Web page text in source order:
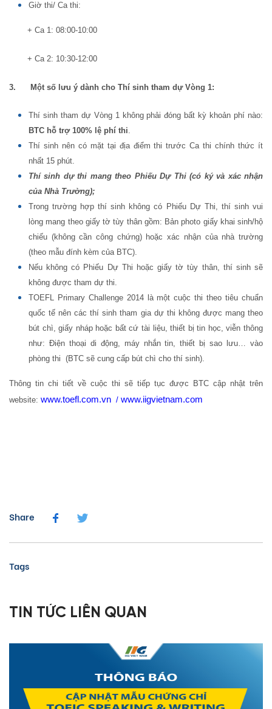
Giờ thi/ Ca thi:
+ Ca 1: 08:00-10:00
+ Ca 2: 10:30-12:00
3. Một số lưu ý dành cho Thí sinh tham dự Vòng 1:
Thí sinh tham dự Vòng 1 không phải đóng bất kỳ khoản phí nào:
BTC hỗ trợ 100% lệ phí thi.
Thí sinh nên có mặt tại địa điểm thi trước Ca thi chính thức ít
nhất 15 phút.
Thí sinh dự thi mang theo Phiếu Dự Thi (có ký và xác nhận
của Nhà Trường);
Trong trường hợp thí sinh không có Phiếu Dự Thi, thí sinh vui
lòng mang theo giấy tờ tùy thân gồm: Bản photo giấy khai sinh/hộ
chiếu (không cần công chứng) hoặc xác nhận của nhà trường
(theo mẫu đính kèm của BTC).
Nếu không có Phiếu Dự Thi hoặc giấy tờ tùy thân, thí sinh sẽ
không được tham dự thi.
TOEFL Primary Challenge 2014 là một cuộc thi theo tiêu chuẩn
quốc tế nên các thí sinh tham gia dự thi không được mang theo
bút chì, giấy nháp hoặc bất cứ tài liệu, thiết bị tin học, viễn thông
như: Điện thoại di động, máy nhắn tin, thiết bị sao lưu… vào
phòng thi (BTC sẽ cung cấp bút chì cho thí sinh).
Thông tin chi tiết về cuộc thi sẽ tiếp tục được BTC cập nhật trên
website: www.toefl.com.vn / www.iigvietnam.com
Share
Tags
TIN TỨC LIÊN QUAN